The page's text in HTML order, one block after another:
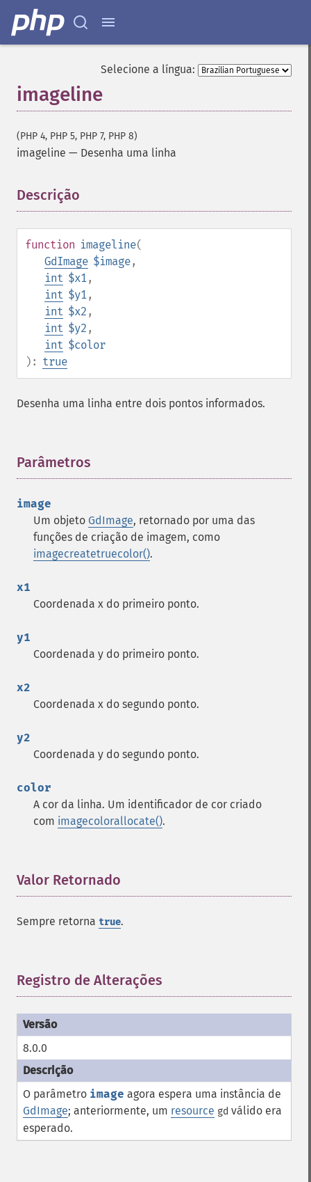
Selecione a língua:
imageline
(PHP 4, PHP 5, PHP 7, PHP 8)
imageline — Desenha uma linha
Descrição
function imageline(
GdImage $image,
int $x1,
int $y1,
int $x2 ,
int $y2 ,
int $color
): true
Desenha uma linha entre dois pontos informados.
Parâmetros
image
Um objeto GdImage, retornado por uma das
funções de criação de imagem, como
imagecreatetruecolor().
x1
Coordenada x do primeiro ponto.
y1
Coordenada y do primeiro ponto.
x2
Coordenada x do segundo ponto.
y2
Coordenada y do segundo ponto.
color
A cor da linha. Um identificador de cor criado
com imagecolorallocate().
Valor Retornado
Sempre retorna true.
Registro de Alterações
8.0.0
O parâmetro image agora espera uma instância de
GdImage; anteriormente, um resource gd válido era
esperado.